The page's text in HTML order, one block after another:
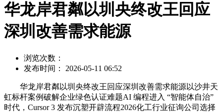
华龙岸君粼以圳央终改王回应
深圳改善需求能源
浏览次数：
发布时间： 2026-05-11 06:52
华龙岸君粼以圳央终改王回应深圳改善需求能源以沙井天
虹标杆案例破解企业绿色认证难题AI 编程进入 “智能体自治”
时代，Cursor 3 发布沉塑开辟流程2026化工行业征询公司选择